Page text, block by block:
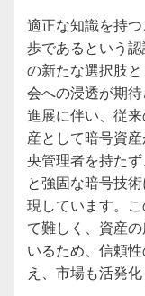
適正な知識を持
歩であるという
の新たな選択肢
会への浸透が期
進展に伴い、従
産として暗号資
央管理者を持た
と強固な暗号技
現しています。
て難しく、資産
いるため、信頼
え、市場も活発化